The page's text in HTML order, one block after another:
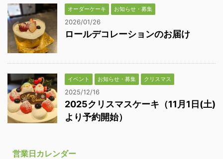
オーダーケーキ お知らせ・募集
2026/01/26
ロールデコレーションのお届け
イベント お知らせ・募集 クリスマス
2025/12/16
2025クリスマスケーキ（11月1日(土)
より予約開始）
営業日カレンダー